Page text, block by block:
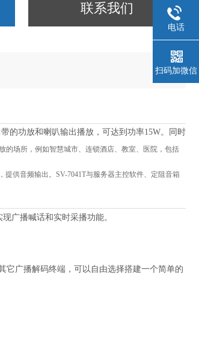
联系我们
的功放和喇叭输出播放，可达到功率15W。同时
的场所，例如智慧城市、连锁酒店、教室、医院，包括
供音频输出。 SV-7041T与服务器主控软件、定阻音箱
广播喊话和实时采播功能。
它广播解码终端，可以自由选择搭建一个简单的
电话
扫码加微信